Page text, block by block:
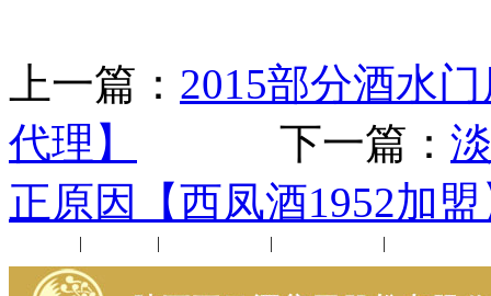
上一篇： 2015部分酒水
代理】
下一篇：
正原因【西凤酒1952加
| | | |